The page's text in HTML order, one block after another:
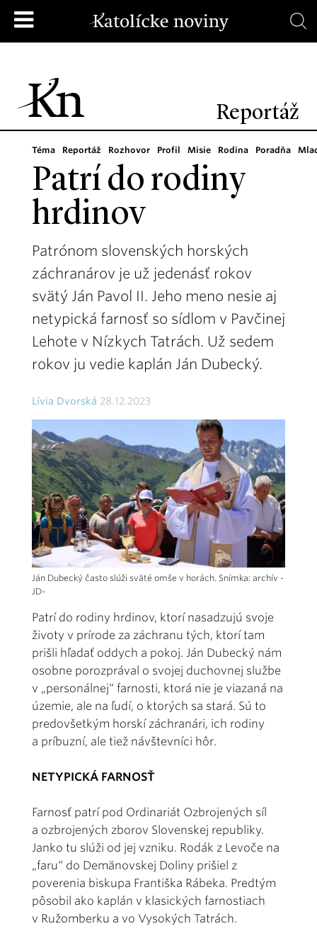
Reportáž
Téma Reportáž Rozhovor Profil Misie Rodina Poradňa
Patrí do rodiny
hrdinov
Patrónom slovenských horských
záchranárov je už jedenásť rokov
svätý Ján Pavol II. Jeho meno nesie aj
netypická farnosť so sídlom v Pavčinej
Lehote v Nízkych Tatrách. Už sedem
rokov ju vedie kaplán Ján Dubecký.
Lívia Dvorská 28.12.2023
Ján Dubecký často slúži sväté omše v horách. Snímka: archív -
JD-
Patrí do rodiny hrdinov, ktorí nasadzujú svoje
životy v prírode za záchranu tých, ktorí tam
prišli hľadať oddych a pokoj. Ján Dubecký nám
osobne porozprával o svojej duchovnej službe
v „personálnej“ farnosti, ktorá nie je viazaná na
územie, ale na ľudí, o ktorých sa stará. Sú to
predovšetkým horskí záchranári, ich rodiny
a príbuzní, ale tiež návštevníci hôr.
NETYPICKÁ FARNOSŤ
Farnosť patrí pod Ordinariát Ozbrojených síl
a ozbrojených zborov Slovenskej republiky.
Janko tu slúži od jej vzniku. Rodák z Levoče na
„faru“ do Demänovskej Doliny prišiel z
poverenia biskupa Františka Rábeka. Predtým
pôsobil ako kaplán v klasických farnostiach
v Ružomberku a vo Vysokých Tatrách.